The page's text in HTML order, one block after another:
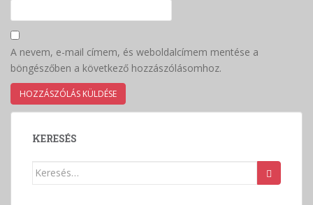
A nevem, e-mail címem, és weboldalcímem mentése a
böngészőben a következő hozzászólásomhoz.
KERESÉS
Keresés: